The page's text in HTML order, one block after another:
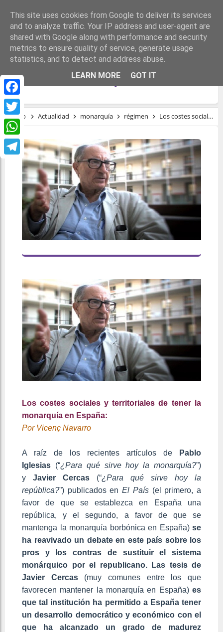
Facebook
Twitter
WhatsApp
Telegram
LOS COSTES SOCIALES Y TERRITORIALES
DE TENER LA MONARQUÍA EN ESPAÑA
Inicio Actualidad monarquía régimen Los costes sociales y territoriales de tener la monarquía en España
Los costes sociales y territoriales de tener la
monarquía en España:
Por Vicenç Navarro
A raíz de los recientes artículos de
Pablo
Iglesias (“¿Para qué sirve hoy la monarquía?”)
y Javier Cercas (“¿Para qué sirve hoy la
república?”) publicados enEl País(el primero, a
favor de que se establezca en España una
república, y el segundo, a favor de que se
mantenga la monarquía borbónica en España) se
ha reavivado un debate en este país sobre los
pros y los contras de sustituir el sistema
monárquico por el republicano. Las tesis de
Javier Cercas(muy comunes entre los que
favorecen mantener la monarquía en España) es
que tal institución ha permitido a España tener
un desarrollo democrático y económico con el
que ha alcanzado un grado de madurez
This site uses cookies from Google to deliver its services
and to analyze traffic. Your IP address and user-agent are
shared with Google along with performance and security
metrics to ensure quality of service, generate usage
statistics, and to detect and address abuse.
LEARN MORE
GOT IT